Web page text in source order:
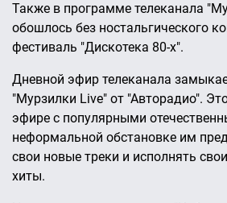
Также в программе телеканала
обошлось без ностальгического
фестиваль "Дискотека 80-х".
Дневной эфир телеканала
"Мурзилки Live" от "Авторадио".
эфире с популярными
неформальной обстановке им
свои новые треки и исполнять
хиты.